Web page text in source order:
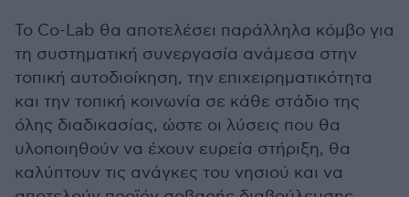
Το Co-Lab θα αποτελέσει παράλληλα κόμβο για
τη συστηματική συνεργασία ανάμεσα στην
τοπική αυτοδιοίκηση, την επιχειρηματικότητα
και την τοπική κοινωνία σε κάθε στάδιο της
όλης διαδικασίας, ώστε οι λύσεις που θα
υλοποιηθούν να έχουν ευρεία στήριξη, θα
καλύπτουν τις ανάγκες του νησιού και να